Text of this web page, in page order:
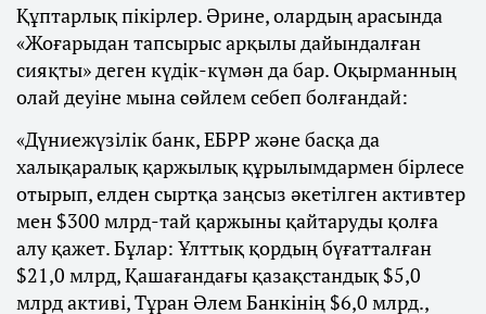
Құптарлық пікірлер. Әрине, олардың арасында
«Жоғарыдан тапсырыс арқылы дайындалған
сияқты» деген күдік-күмән да бар. Оқырманның
олай деуіне мына сөйлем себеп болғандай:
«Дүниежүзілік банк, ЕБРР және басқа да
халықаралық қаржылық құрылымдармен бірлесе
отырып, елден сыртқа заңсыз әкетілген активтер
мен $300 млрд-тай қаржыны қайтаруды қолға
алу қажет. Бұлар: Ұлттық қордың бүғатталған
$21,0 млрд, Қашағандағы қазақстандық $5,0
млрд активі, Тұран Әлем Банкінің $6,0 млрд.,